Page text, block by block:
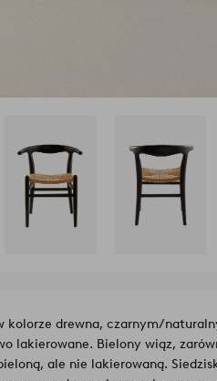
kolorze drewna, czarnym/
lakierowane. Bielony wiąz,
ale nie lakierowaną.